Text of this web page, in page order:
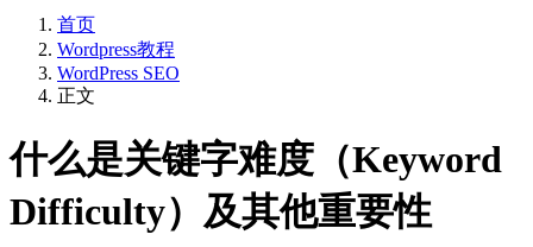
首页
Wordpress教程
WordPress SEO
正文
什么是关键字难度（Keyword
Difficulty）及其他重要性